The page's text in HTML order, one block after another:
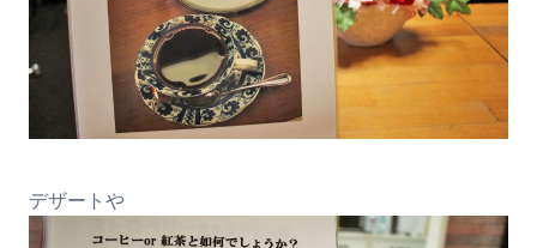
デザートや